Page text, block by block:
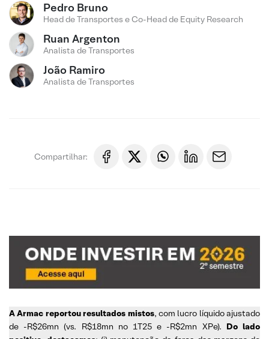
Pedro Bruno
Head de Transportes e Co-Head de Equity Research
Ruan Argenton
Analista de Transportes
João Ramiro
Analista de Transportes
Compartilhar:
A Armac reportou resultados mistos, com lucro líquido ajustado
de -R$26mn (vs. R$18mn no 1T25 e -R$2mn XPe). Do lado